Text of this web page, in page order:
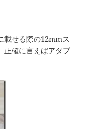
載せる際の12mmス
正確に言えばアダプ